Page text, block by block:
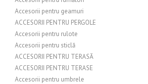
Accesorii pentru geamuri
ACCESORII PENTRU PERGOLE
Accesorii pentru rulote
Accesorii pentru sticlă
ACCESORII PENTRU TERASĂ
ACCESORII PENTRU TERASE
Accesorii pentru umbrele